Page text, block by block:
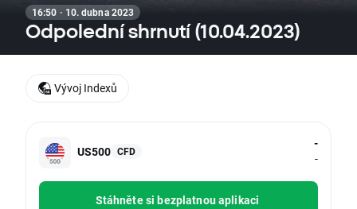
16:50 · 10. dubna 2023
Odpolední shrnutí (10.04.2023)
US500 CFD
-
-
Stáhněte si bezplatnou aplikaci
Vývoj Indexů